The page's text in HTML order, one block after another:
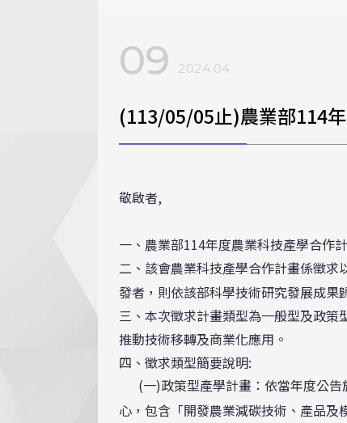
09 2024.04
(113/05/05止)農業部114
敬啟者,
一、農業部114年度農業科技產學合作
二、該會農業科技產學合作計畫係徵
發者，則依該部科學技術研究發展成果
三、本次徵求計畫類型為一般型及政
推動技術移轉及商業化應用。
四、徵求類型簡要說明:
(一)政策型產學計畫：依當年度公告
心，包含「開發農業減碳技術、產品